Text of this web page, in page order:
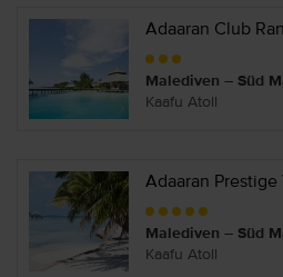
Adaaran Club
Malediven – Süd
Kaafu Atoll
Adaaran Prestige
Malediven – Süd
Kaafu Atoll